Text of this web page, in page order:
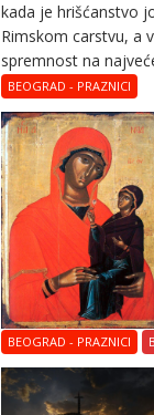
kada je hrišćanstvo
Rimskom carstvu, a
spremnost na
BEOGRAD - PRAZNICI
BEOGRAD - PRAZNICI